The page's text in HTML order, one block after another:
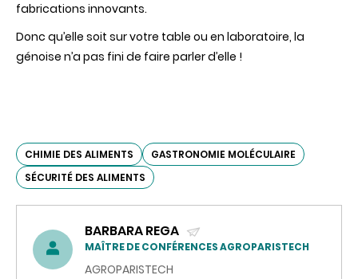
fabrications innovants.
Donc qu’elle soit sur votre table ou en laboratoire, la
génoise n’a pas fini de faire parler d’elle !
CHIMIE DES ALIMENTS
GASTRONOMIE MOLÉCULAIRE
SÉCURITÉ DES ALIMENTS
BARBARA REGA
(ENVOYER
UN
MAÎTRE DE CONFÉRENCES AGROPARISTECH
AGROPARISTECH